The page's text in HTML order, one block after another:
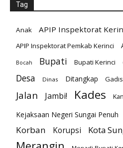
Tag
Anak APIP Inspektorat
APIP Inspektorat Pemkab Kerinci
Bocah Bupati Bupati Kerinci
Desa Dinas Ditangkap Gadis
Jalan Jambi! Kades
Kejaksaan Negeri Sungai Penuh
Korban Korupsi Kota